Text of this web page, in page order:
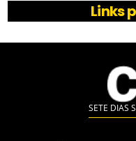
Links
SETE DIAS